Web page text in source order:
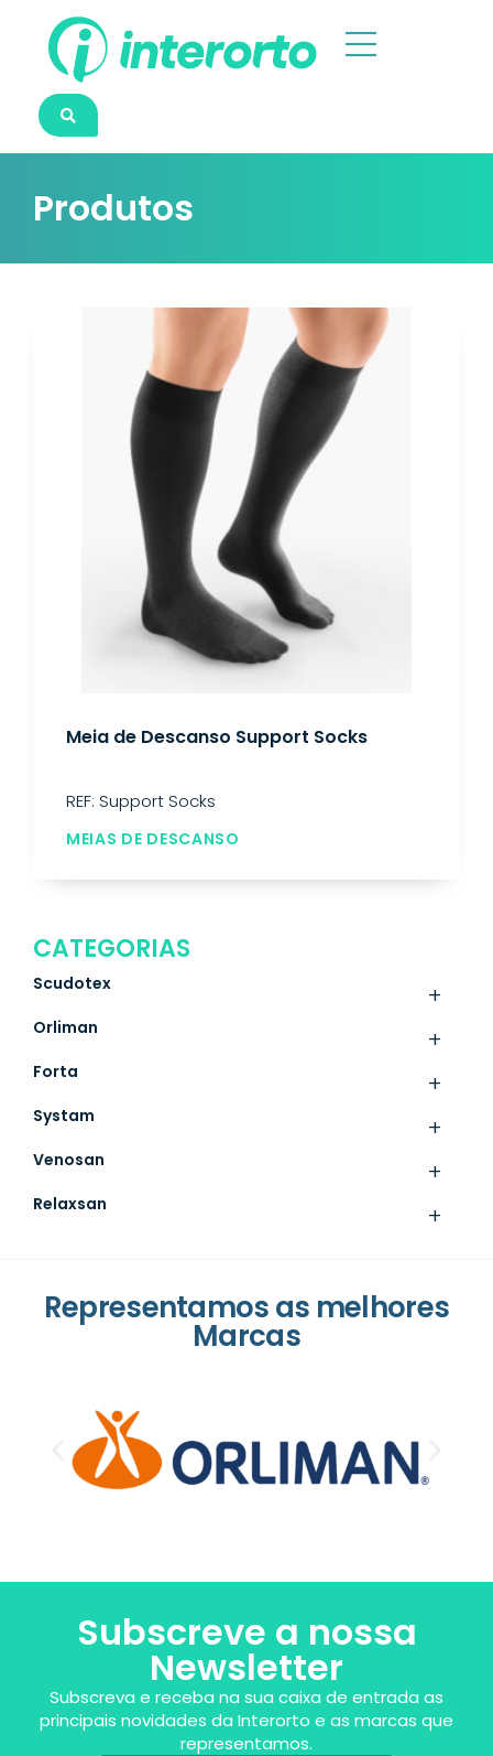
Produtos
CATEGORIAS
+
Scudotex
+
Orliman
+
Forta
+
Systam
+
Venosan
+
Relaxsan
Meia de Descanso Support Socks
REF: Support Socks
MEIAS DE DESCANSO
Representamos as melhores
Marcas
Subscreve a nossa
Newsletter
Subscreva e receba na sua caixa de entrada as
principais novidades da Interorto e as marcas que
representamos.